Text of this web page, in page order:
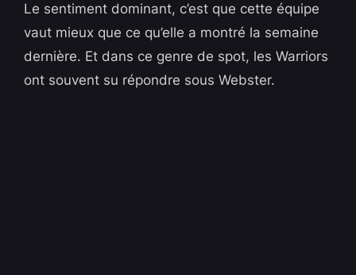
Le sentiment dominant, c’est que cette équipe
vaut mieux que ce qu’elle a montré la semaine
dernière. Et dans ce genre de spot, les Warriors
ont souvent su répondre sous Webster.